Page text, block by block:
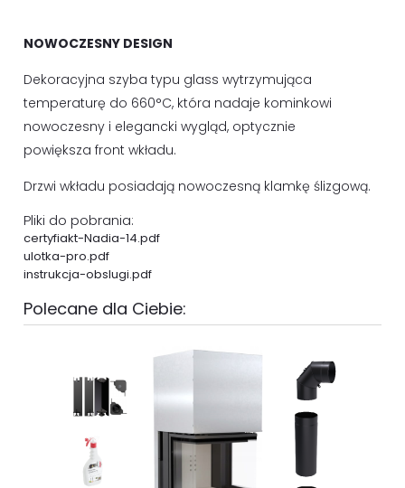
NOWOCZESNY DESIGN
Dekoracyjna szyba typu glass wytrzymująca
temperaturę do 660°C, która nadaje kominkowi
nowoczesny i elegancki wygląd, optycznie
powiększa front wkładu.
Drzwi wkładu posiadają nowoczesną klamkę ślizgową.
Pliki do pobrania:
certyfiakt-Nadia-14.pdf
ulotka-pro.pdf
instrukcja-obslugi.pdf
Polecane dla Ciebie: